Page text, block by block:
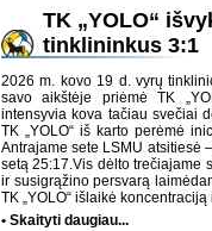
TK „YOLO“
tinklininkus 3:1
2026 m. kovo 19 d. vyrų
savo aikštėje priėmė TK
intensyvia kova tačiau svečiai
TK „YOLO“ iš karto perėmė
Antrajame sete LSMU atsitiesė
setą 25:17.Vis dėlto trečiajame
ir susigrąžino persvarą
TK „YOLO“ išlaikė
• Skaityti daugiau...